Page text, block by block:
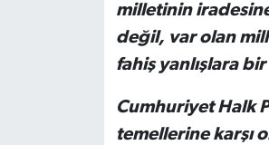
milletinin iradesine
değil, var olan
fahiş yanlışlara
Cumhuriyet Halk
temellerine karşı